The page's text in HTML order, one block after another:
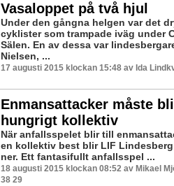
Vasaloppet på två hjul
Under den gångna helgen var det
cyklister som trampade iväg under
Sälen. En av dessa var
Nielsen, ...
17 augusti 2015 klockan 15:48 av Ida
Enmansattacker måste
hungrigt kollektiv
När anfallsspelet blir till
en kollektiv best blir LIF
ner. Ett fantasifullt anfallsspel ...
18 augusti 2015 klockan 08:52 av Mikael
38 29